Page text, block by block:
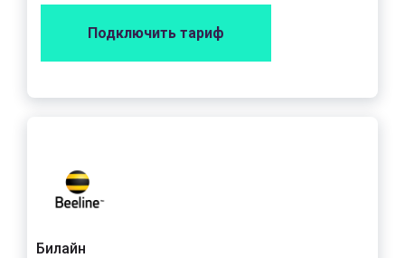
Подключить тариф
Билайн